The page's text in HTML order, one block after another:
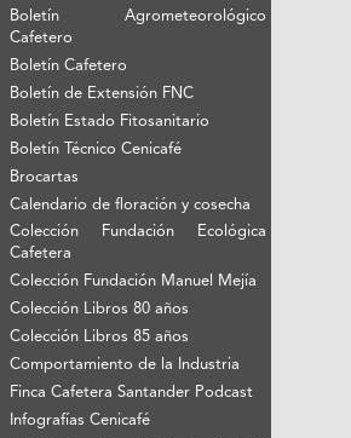
Boletín Agrometeorológico
Cafetero
Boletín Cafetero
Boletín de Extensión FNC
Boletín Estado Fitosanitario
Boletín Técnico Cenicafé
Brocartas
Calendario de floración y cosecha
Colección Fundación Ecológica
Cafetera
Colección Fundación Manuel Mejía
Colección Libros 80 años
Colección Libros 85 años
Comportamiento de la Industria
Finca Cafetera Santander Podcast
Infografías Cenicafé